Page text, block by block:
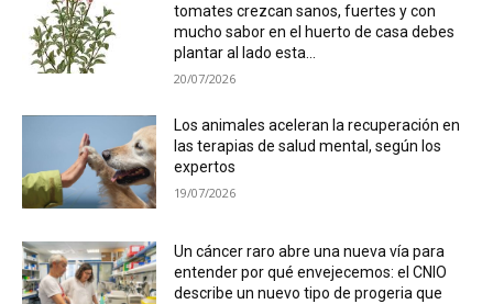
tomates crezcan sanos, fuertes y con
mucho sabor en el huerto de casa debes
plantar al lado esta...
20/07/2026
Los animales aceleran la recuperación en
las terapias de salud mental, según los
expertos
19/07/2026
Un cáncer raro abre una nueva vía para
entender por qué envejecemos: el CNIO
describe un nuevo tipo de progeria que